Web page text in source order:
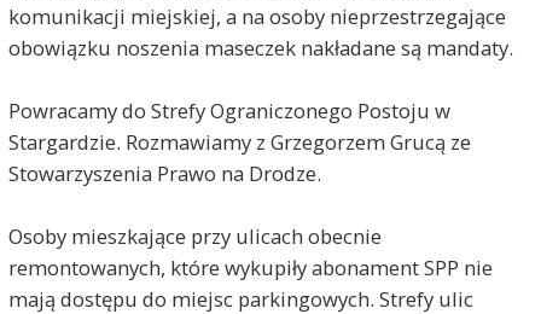
komunikacji miejskiej, a na osoby nieprzestrzegające
obowiązku noszenia maseczek nakładane są mandaty.
Powracamy do Strefy Ograniczonego Postoju w
Stargardzie. Rozmawiamy z Grzegorzem Grucą ze
Stowarzyszenia Prawo na Drodze.
Osoby mieszkające przy ulicach obecnie
remontowanych, które wykupiły abonament SPP nie
mają dostępu do miejsc parkingowych. Strefy ulic